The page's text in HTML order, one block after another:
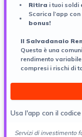
Ritira i tuoi soldi
Scarica l’app
bonus!
ll Salvadanaio
Questa è una
rendimento
compresi i rischi di
Usa l'app con il
Servizi di investimento